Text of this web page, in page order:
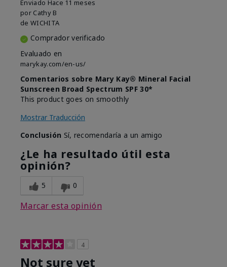
Enviado Hace 11 meses
por Cathy B
de WICHITA
Comprador verificado
Evaluado en
marykay.com/en-us/
Comentarios sobre Mary Kay® Mineral Facial
Sunscreen Broad Spectrum SPF 30*
This product goes on smoothly
Mostrar Traducción
Conclusión Sí, recomendaría a un amigo
¿Le ha resultado útil esta
opinión?
5 0
Marcar esta opinión
4
Not sure yet